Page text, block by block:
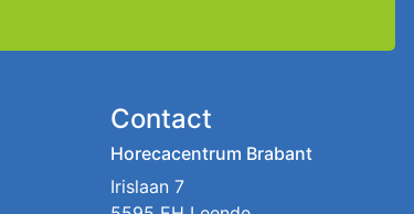
Contact
Horecacentrum Brabant
Irislaan 7